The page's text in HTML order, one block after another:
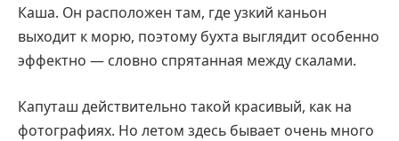
Каша. Он расположен там, где узкий каньон
выходит к морю, поэтому бухта выглядит особенно
эффектно — словно спрятанная между скалами.
Капуташ действительно такой красивый, как на
фотографиях. Но летом здесь бывает очень много